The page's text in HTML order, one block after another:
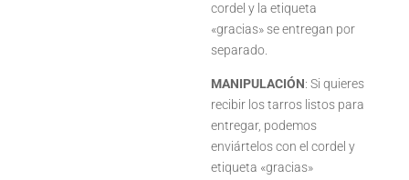
cordel y la etiqueta
«gracias» se entregan por
separado.
MANIPULACIÓN: Si quieres
recibir los tarros listos para
entregar, podemos
enviártelos con el cordel y
etiqueta «gracias»